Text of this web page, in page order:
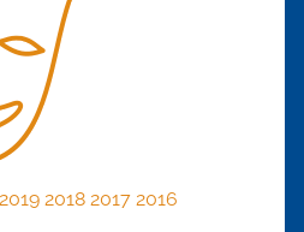
2019 2018 2017 2016